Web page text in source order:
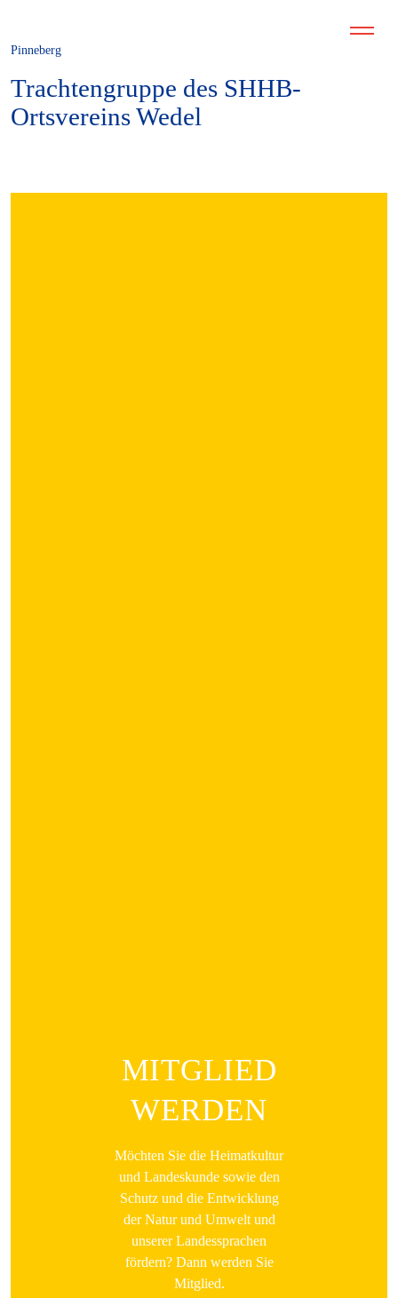
Pinneberg
Trachtengruppe des SHHB-
Ortsvereins Wedel
MITGLIED
WERDEN
Möchten Sie die Heimatkultur
und Landeskunde sowie den
Schutz und die Entwicklung
der Natur und Umwelt und
unserer Landessprachen
fördern? Dann werden Sie
Mitglied.